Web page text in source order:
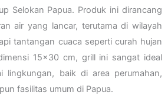
Selokan Papua. Produk ini dirancang
air yang lancar, terutama di wilayah
tantangan cuaca seperti curah hujan
15×30 cm, grill ini sangat ideal
lingkungan, baik di area perumahan,
fasilitas umum di Papua.